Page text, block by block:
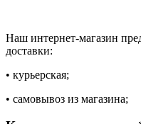
Наш интернет-магазин
доставки:
• курьерская;
• самовывоз из магазина;